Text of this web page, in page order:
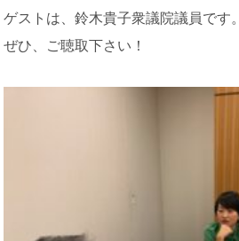
ゲストは、鈴木貴子衆議院議員です。
ぜひ、ご聴取下さい！